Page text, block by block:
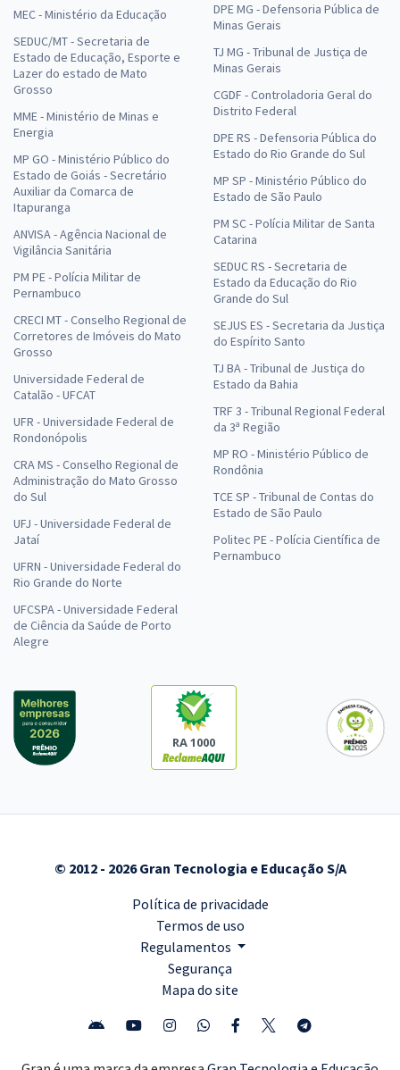
MEC - Ministério da Educação
SEDUC/MT - Secretaria de
Estado de Educação, Esporte e
Lazer do estado de Mato
Grosso
MME - Ministério de Minas e
Energia
MP GO - Ministério Público do
Estado de Goiás - Secretário
Auxiliar da Comarca de
Itapuranga
ANVISA - Agência Nacional de
Vigilância Sanitária
PM PE - Polícia Militar de
Pernambuco
CRECI MT - Conselho Regional de
Corretores de Imóveis do Mato
Grosso
Universidade Federal de
Catalão - UFCAT
UFR - Universidade Federal de
Rondonópolis
CRA MS - Conselho Regional de
Administração do Mato Grosso
do Sul
UFJ - Universidade Federal de
Jataí
UFRN - Universidade Federal do
Rio Grande do Norte
UFCSPA - Universidade Federal
de Ciência da Saúde de Porto
Alegre
DPE MG - Defensoria Pública de
Minas Gerais
TJ MG - Tribunal de Justiça de
Minas Gerais
CGDF - Controladoria Geral do
Distrito Federal
DPE RS - Defensoria Pública do
Estado do Rio Grande do Sul
MP SP - Ministério Público do
Estado de São Paulo
PM SC - Polícia Militar de Santa
Catarina
SEDUC RS - Secretaria de
Estado da Educação do Rio
Grande do Sul
SEJUS ES - Secretaria da Justiça
do Espírito Santo
TJ BA - Tribunal de Justiça do
Estado da Bahia
TRF 3 - Tribunal Regional Federal
da 3ª Região
MP RO - Ministério Público de
Rondônia
TCE SP - Tribunal de Contas do
Estado de São Paulo
Politec PE - Polícia Científica de
Pernambuco
RA 1000
© 2012 - 2026 Gran Tecnologia e Educação S/A
Política de privacidade
Termos de uso
Regulamentos
Segurança
Mapa do site